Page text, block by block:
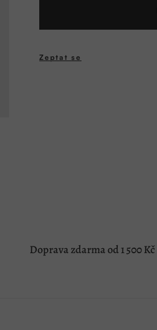
Zeptat se
Doprava zdarma od 1 500 Kč